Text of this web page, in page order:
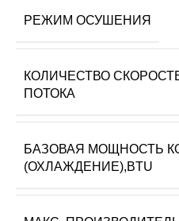
РЕЖИМ ОСУШЕНИЯ
КОЛИЧЕСТВО
ПОТОКА
БАЗОВАЯ МОЩНОСТЬ
(ОХЛАЖДЕНИЕ),BTU